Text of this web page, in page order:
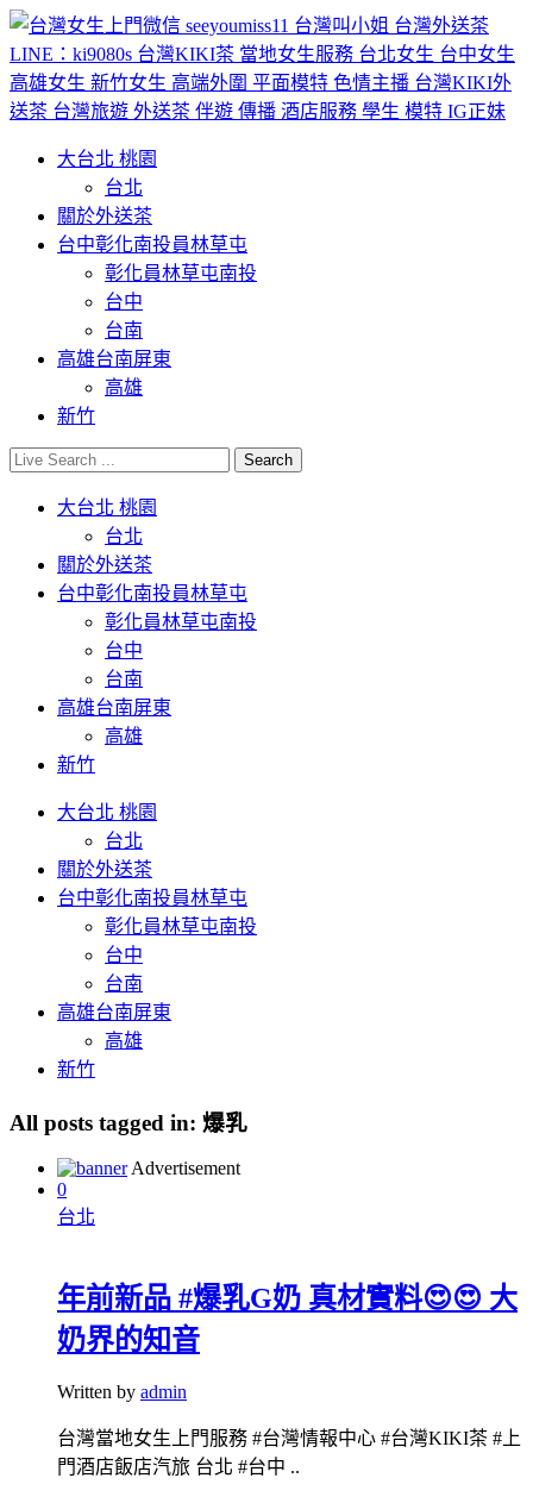
大台北 桃園
台北
關於外送茶
台中彰化南投員林草屯
彰化員林草屯南投
台中
台南
高雄台南屏東
高雄
新竹
大台北 桃園
台北
關於外送茶
台中彰化南投員林草屯
彰化員林草屯南投
台中
台南
高雄台南屏東
高雄
新竹
大台北 桃園
台北
關於外送茶
台中彰化南投員林草屯
彰化員林草屯南投
台中
台南
高雄台南屏東
高雄
新竹
All posts tagged in: 爆乳
Advertisement
0
台北
年前新品 #爆乳G奶 真材實料😍😍 大
奶界的知音
Written by admin
台灣當地女生上門服務 #台灣情報中心 #台灣KIKI茶 #上
門酒店飯店汽旅 台北 #台中 ..